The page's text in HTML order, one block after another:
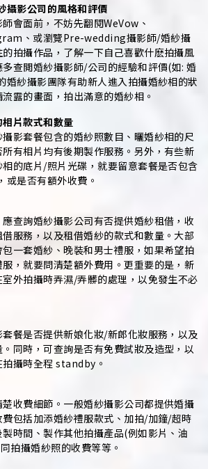
攝影公司的風格和評價
會面前，不妨先翻閱WeVow、
、或瀏覽Pre-wedding攝影師/婚紗攝
拍攝作品，了解一下自己喜歡什麽拍攝風
查閲婚紗攝影師/公司的經驗和評價(如: 婚
婚紗攝影團隊有助新人進入拍攝婚紗相的狀
露的畫面，拍出滿意的婚紗相。
片款式和數量
影套餐包含的婚紗照數目、曬婚紗相的尺
有相片均有後期製作服務。另外，有些新
的底片/照片光碟，就要留意套餐是否包含
或是否有額外收費。
查詢婚紗攝影公司有否提供婚紗租借，收
服務，以及租借婚紗的款式和數量。大部
一套婚紗、晚裝和男士禮服，如果希望拍
，就要問清楚額外費用。更重要的是，新
外拍攝時弄濕/弄髒的處理，以免發生不必
餐是否提供新娘化妝/新郎化妝服務，以及
同時，可查詢是否有免費試妝及造型，以
攝時全程 standby。
收費細節。一般婚紗攝影公司都提供婚攝
包括加添婚紗禮服款式、加拍/加鐘/超時
時間、製作其他拍攝產品(例如影片、油
拍攝婚紗照的收費等等。